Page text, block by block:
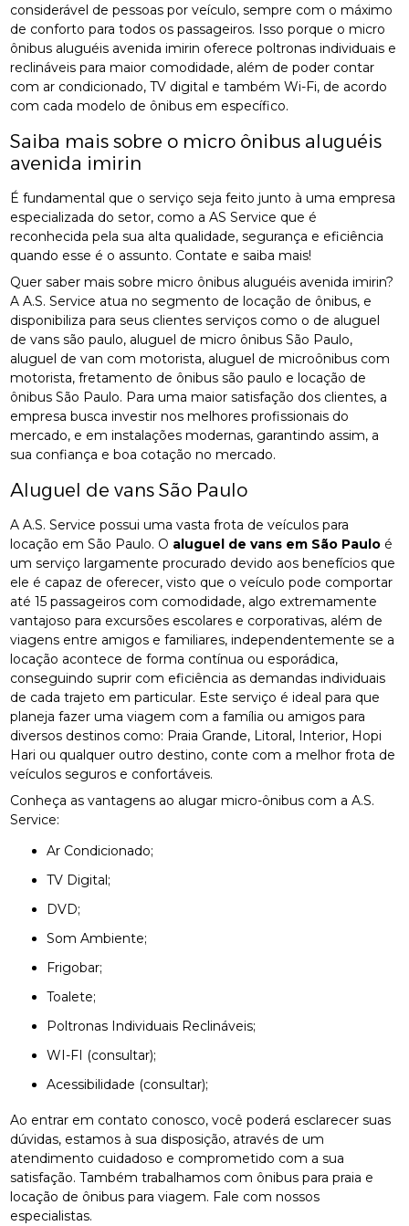
considerável de pessoas por veículo, sempre com o máximo
de conforto para todos os passageiros. Isso porque o micro
ônibus aluguéis avenida imirin oferece poltronas individuais e
reclináveis para maior comodidade, além de poder contar
com ar condicionado, TV digital e também Wi-Fi, de acordo
com cada modelo de ônibus em específico.
Saiba mais sobre o micro ônibus aluguéis
avenida imirin
É fundamental que o serviço seja feito junto à uma empresa
especializada do setor, como a AS Service que é
reconhecida pela sua alta qualidade, segurança e eficiência
quando esse é o assunto. Contate e saiba mais!
Quer saber mais sobre micro ônibus aluguéis avenida imirin?
A A.S. Service atua no segmento de locação de ônibus, e
disponibiliza para seus clientes serviços como o de aluguel
de vans são paulo, aluguel de micro ônibus São Paulo,
aluguel de van com motorista, aluguel de microônibus com
motorista, fretamento de ônibus são paulo e locação de
ônibus São Paulo. Para uma maior satisfação dos clientes, a
empresa busca investir nos melhores profissionais do
mercado, e em instalações modernas, garantindo assim, a
sua confiança e boa cotação no mercado.
Aluguel de vans São Paulo
A A.S. Service possui uma vasta frota de veículos para
locação em São Paulo. O aluguel de vans em São Paulo é
um serviço largamente procurado devido aos benefícios que
ele é capaz de oferecer, visto que o veículo pode comportar
até 15 passageiros com comodidade, algo extremamente
vantajoso para excursões escolares e corporativas, além de
viagens entre amigos e familiares, independentemente se a
locação acontece de forma contínua ou esporádica,
conseguindo suprir com eficiência as demandas individuais
de cada trajeto em particular. Este serviço é ideal para que
planeja fazer uma viagem com a família ou amigos para
diversos destinos como: Praia Grande, Litoral, Interior, Hopi
Hari ou qualquer outro destino, conte com a melhor frota de
veículos seguros e confortáveis.
Conheça as vantagens ao alugar micro-ônibus com a A.S.
Service:
Ar Condicionado;
TV Digital;
DVD;
Som Ambiente;
Frigobar;
Toalete;
Poltronas Individuais Reclináveis;
WI-FI (consultar);
Acessibilidade (consultar);
Ao entrar em contato conosco, você poderá esclarecer suas
dúvidas, estamos à sua disposição, através de um
atendimento cuidadoso e comprometido com a sua
satisfação. Também trabalhamos com ônibus para praia e
locação de ônibus para viagem. Fale com nossos
especialistas.